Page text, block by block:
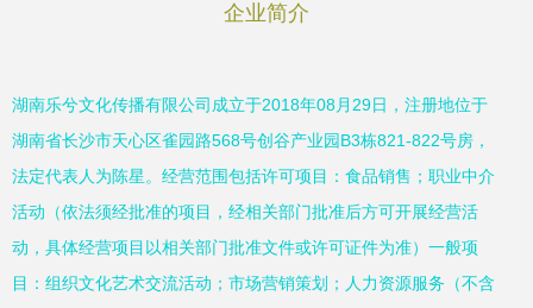
企业简介
湖南乐兮文化传播有限公司成立于2018年08月29日，注册地位于
湖南省长沙市天心区雀园路568号创谷产业园B3栋821-822号房，
法定代表人为陈星。经营范围包括许可项目：食品销售；职业中介
活动（依法须经批准的项目，经相关部门批准后方可开展经营活
动，具体经营项目以相关部门批准文件或许可证件为准）一般项
目：组织文化艺术交流活动；市场营销策划；人力资源服务（不含